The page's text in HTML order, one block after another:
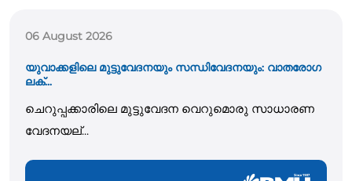
06 August 2026
യുവാക്കളിലെ മുട്ടുവേദനയും സന്ധിവേദനയും: വാതരോഗ
ലക്...
ചെറുപ്പക്കാരിലെ മുട്ടുവേദന വെറുമൊരു സാധാരണ
വേദനയല്...